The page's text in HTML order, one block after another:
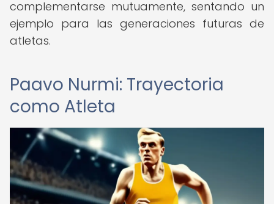
complementarse mutuamente, sentando un
ejemplo para las generaciones futuras de
atletas.
Paavo Nurmi: Trayectoria
como Atleta